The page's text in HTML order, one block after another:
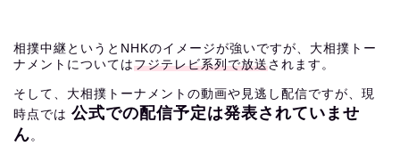
相撲中継というとNHKのイメージが強いですが、大相撲トー
ナメントについてはフジテレビ系列で放送されます。
そして、大相撲トーナメントの動画や見逃し配信ですが、現
時点では 公式での配信予定は発表されていませ
ん。